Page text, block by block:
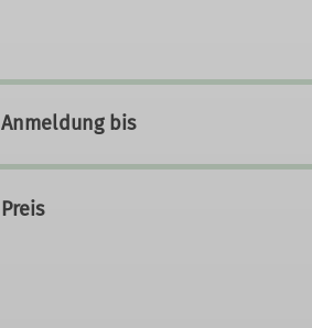
Spaziergängen im
Wir sind (fast) bei jedem
Alle DAV-Mitglieder und
Was uns besonders
Anmeldung bis
Preis